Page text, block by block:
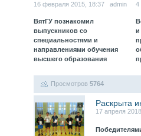
16 февраля 2015, 18:37 admin
ВятГУ познакомил
выпускников со
специальностями и
направлениями обучения
высшего образования
4
и
Просмотров 5764
Раскрыта
17 апреля